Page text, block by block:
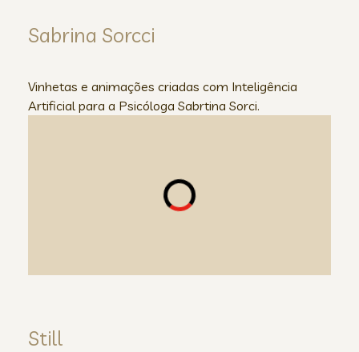
Sabrina Sorcci
Vinhetas e animações criadas com Inteligência
Artificial para a Psicóloga Sabrtina Sorci.
Still